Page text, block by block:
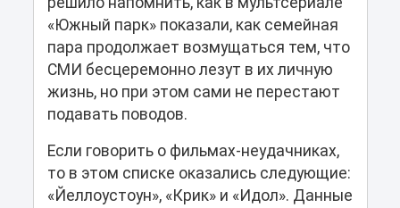
«Южный парк» показали, как семейная
пара продолжает возмущаться тем, что
СМИ бесцеремонно лезут в их личную
жизнь, но при этом сами не перестают
подавать поводов.
Если говорить о фильмах-неудачниках,
то в этом списке оказались следующие:
«Йеллоустоун», «Крик» и «Идол». Данные